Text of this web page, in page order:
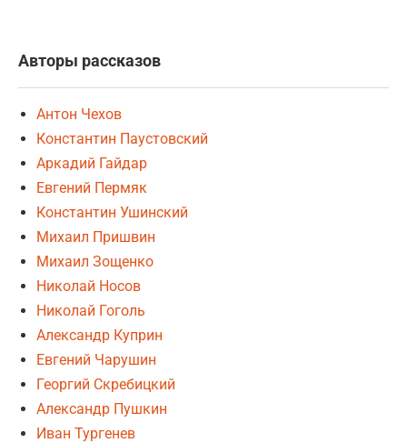
Авторы рассказов
Антон Чехов
Константин Паустовский
Аркадий Гайдар
Евгений Пермяк
Константин Ушинский
Михаил Пришвин
Михаил Зощенко
Николай Носов
Николай Гоголь
Александр Куприн
Евгений Чарушин
Георгий Скребицкий
Александр Пушкин
Иван Тургенев